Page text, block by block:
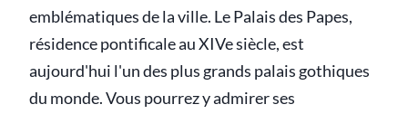
emblématiques de la ville. Le Palais des Papes,
résidence pontificale au XIVe siècle, est
aujourd'hui l'un des plus grands palais gothiques
du monde. Vous pourrez y admirer ses